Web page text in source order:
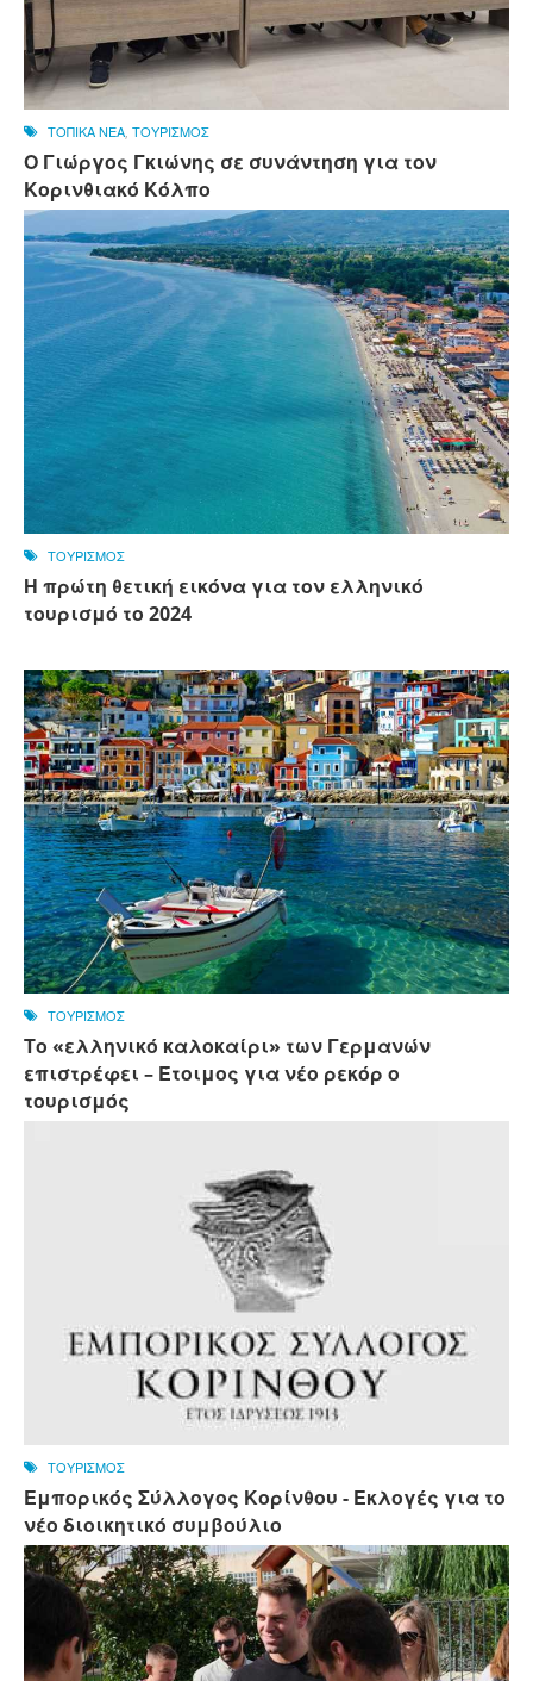
ΤΟΠΙΚΑ ΝΕΑ ΤΟΥΡΙΣΜΟΣ
Ο Γιώργος Γκιώνης σε συνάντηση για τον
Κορινθιακό Κόλπο
ΤΟΥΡΙΣΜΟΣ
Η πρώτη θετική εικόνα για τον ελληνικό
τουρισμό το 2024
ΤΟΥΡΙΣΜΟΣ
Το «ελληνικό καλοκαίρι» των Γερμανών
επιστρέφει – Έτοιμος για νέο ρεκόρ ο
τουρισμός
ΤΟΥΡΙΣΜΟΣ
Εμπορικός Σύλλογος Κορίνθου - Εκλογές για το
νέο διοικητικό συμβούλιο